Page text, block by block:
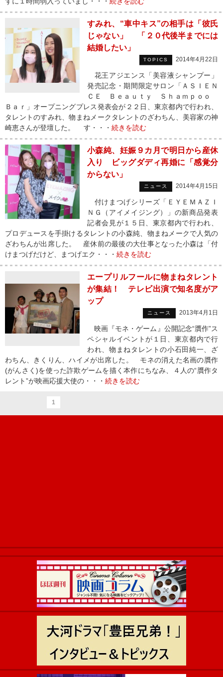
すみれ、“車中キス”の相手は「彼氏
じゃない」 「２０代後半までには
結婚したい」
TOPICS 2014年4月22日
花王アジエンス「美容液シャンプー」
発売記念・期間限定サロン「ＡＳＩＥＮ
ＣＥ Ｂｅａｕｔｙ Ｓｈａｍｐｏｏ
Ｂａｒ」オープニングプレス発表会が２２日、東京都内で行われ、
タレントのすみれ、物まねメークタレントのざわちん、美容家の神
崎恵さんが登壇した。 す・・・ 続きを読む
小森純、妊娠９カ月で明日から産休
入り ビッグダディ再婚に「感覚分
からない」
ニュース 2014年4月15日
付けまつげシリーズ「ＥＹＥＭＡＺＩ
ＮＧ（アイメイジング）」の新商品発表
記者会見が１５日、東京都内で行われ、
プロデュースを手掛けるタレントの小森純、物まねメークで人気の
ざわちんが出席した。 産休前の最後の大仕事となった小森は「付
けまつげだけど、まつげエク・・・ 続きを読む
エープリルフールに物まねタレント
が集結！ テレビ出演で知名度がア
ップ
ニュース 2013年4月1日
映画『モネ・ゲーム』公開記念“贋作”ス
ペシャルイベントが１日、東京都内で行
われ、物まねタレントの小石田純一、ざ
わちん、きくりん、ハイメが出席した。 モネの消えた名画の贋作
(がんさく)を使った詐欺ゲームを描く本作にちなみ、４人の“贋作タ
レント”が映画応援大使の・・・ 続きを読む
1